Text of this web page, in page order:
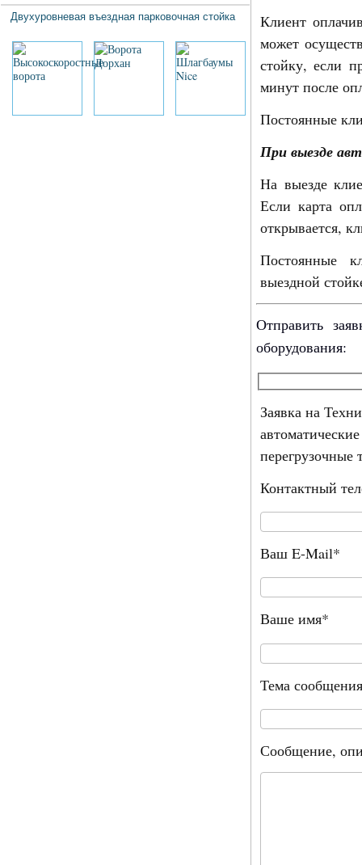
Двухуровневая въездная парковочная стойка
Клиент
может
стойку, если
минут после
Постоянные
При выезде
На выезде
Если карта
открывается,
Постоянные
выездной
Отправить
оборудования:
Заявка на
Контактный
Ваш E-Mail*
Ваше имя*
Тема сообщения
Сообщение,